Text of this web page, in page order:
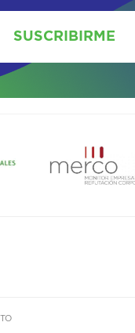
SUSCRIBIRME